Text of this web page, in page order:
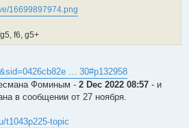
16699897974.png
f6, g5+
... 30#p132958
Фоминым - 2 Dec 2022 08:57 - и
в сообщении от 27 ноября.
t1043p225-topic